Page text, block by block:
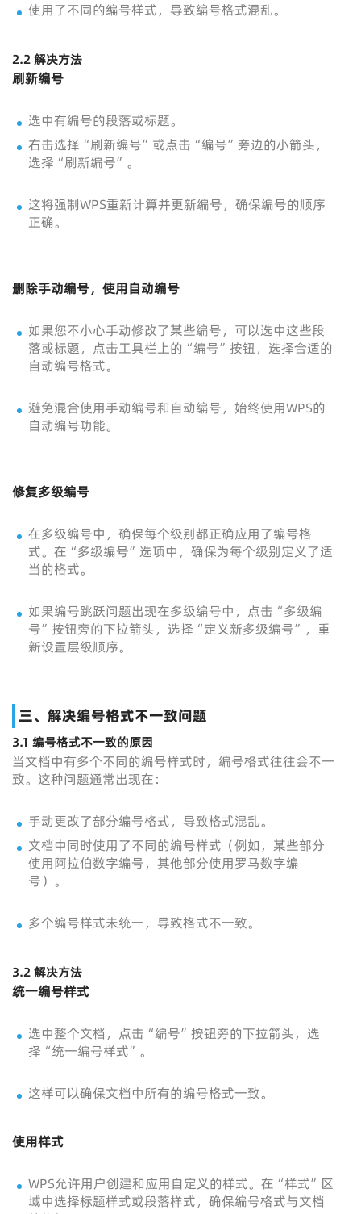
使用了不同的编号样式，导致编号格式混乱。
2.2 解决方法
刷新编号
选中有编号的段落或标题。
右击选择“刷新编号”或点击“编号”旁边的小箭头，
选择“刷新编号”。
这将强制WPS重新计算并更新编号，确保编号的顺序
正确。
删除手动编号，使用自动编号
如果您不小心手动修改了某些编号，可以选中这些段
落或标题，点击工具栏上的“编号”按钮，选择合适的
自动编号格式。
避免混合使用手动编号和自动编号，始终使用WPS的
自动编号功能。
修复多级编号
在多级编号中，确保每个级别都正确应用了编号格
式。在“多级编号”选项中，确保为每个级别定义了适
当的格式。
如果编号跳跃问题出现在多级编号中，点击“多级编
号”按钮旁的下拉箭头，选择“定义新多级编号”，重
新设置层级顺序。
三、解决编号格式不一致问题
3.1 编号格式不一致的原因
当文档中有多个不同的编号样式时，编号格式往往会不一
致。这种问题通常出现在：
手动更改了部分编号格式，导致格式混乱。
文档中同时使用了不同的编号样式（例如，某些部分
使用阿拉伯数字编号，其他部分使用罗马数字编
号）。
多个编号样式未统一，导致格式不一致。
3.2 解决方法
统一编号样式
选中整个文档，点击“编号”按钮旁的下拉箭头，选
择“统一编号样式”。
这样可以确保文档中所有的编号格式一致。
使用样式
WPS允许用户创建和应用自定义的样式。在“样式”区
域中选择标题样式或段落样式，确保编号格式与文档